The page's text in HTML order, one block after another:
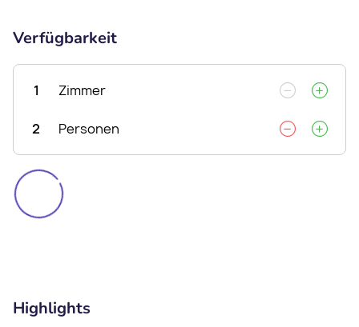
Verfügbarkeit
1 Zimmer
2 Personen
Highlights